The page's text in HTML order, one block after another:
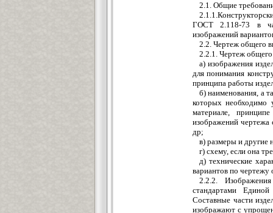
2.1. Общие
ГОСТ 2.118-73 в
изображений
2.2. Чертеж общего
2.2.1. Чертеж
а) изображения
для понимания
принципа работы
б) наименования, а
которых необходимо
материале,
изображений чертежа
др;
в) размеры и другие
г) схему, если она
д) технические
вариантов по чертежу
2.2.2.
стандартами
Составные части
изображают с